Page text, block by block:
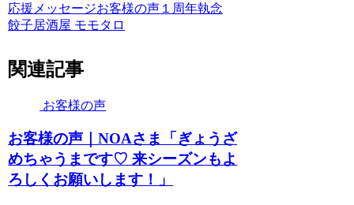
応援メッセージお客様の声 １周年執念
餃子居酒屋 モモタロ
関連記事
お客様の声
お客様の声｜NOAさま「ぎょうざ
めちゃうまです♡ 来シーズンもよ
ろしくお願いします！」